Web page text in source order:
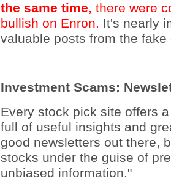
the same time, there were
bullish on Enron. It's nearly
valuable posts from the fake
Investment Scams:
Every stock pick site offers
full of useful insights and
good newsletters out there,
stocks under the guise of
unbiased information."